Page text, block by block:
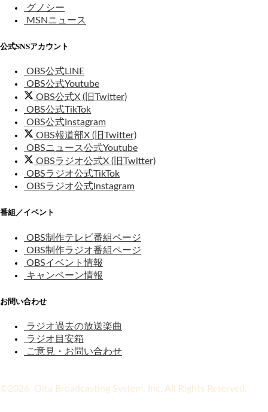
グノシー
MSNニュース
公式SNSアカウント
OBS公式LINE
OBS公式Youtube
OBS公式X (旧Twitter)
OBS公式TikTok
OBS公式Instagram
OBS報道部X (旧Twitter)
OBSニュース公式Youtube
OBSラジオ公式X (旧Twitter)
OBSラジオ公式TikTok
OBSラジオ公式Instagram
番組／イベント
OBS制作テレビ番組ページ
OBS制作ラジオ番組ページ
OBSイベント情報
キャンペーン情報
お問い合わせ
ラジオ過去の放送楽曲
ラジオ目安箱
ご意見・お問い合わせ
©2026 Oita Broadcasting System, Inc. All Rights Reserved.